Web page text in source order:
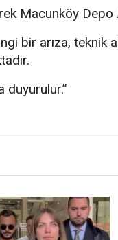
Macunköy Depo
bir arıza, teknik
duyurulur.”